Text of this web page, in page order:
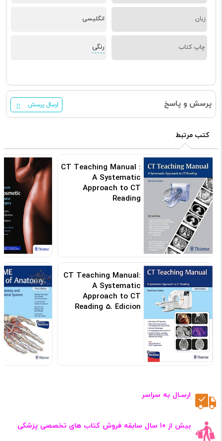
زبان انگلیسی
چاپ کتاب رنگی
پرسش و پاسخ ارسال پرسش
کتب مرتبط
CT Teaching Manual :
A Systematic
Approach to CT
Reading
CT Teaching Manual:
A Systematic
Approach to CT
Reading 5. Edicion
ارسـال به سراسر
بیش از ۱۰ سال سابقه فروش کتاب‌ های تخصصی پزشکی